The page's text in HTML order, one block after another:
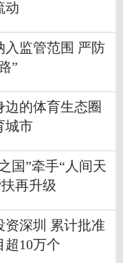
动
入监管范围 严防
”
的体育生态圈
城市
国”牵手“人间天
再升级
资深圳 累计批准
超10万个